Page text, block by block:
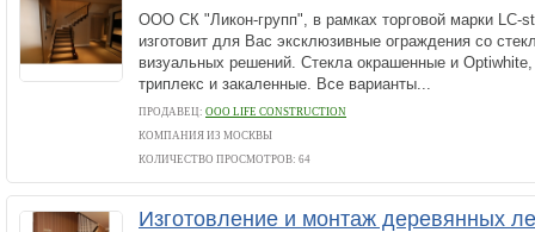
ООО СК "Ликон-групп", в рамках торговой марки LC-
изготовит для Вас эксклюзивные ограждения со
визуальных решений. Стекла окрашенные и
триплекс и закаленные. Все варианты...
ПРОДАВЕЦ: ООО LIFE CONSTRUCTION
КОМПАНИЯ ИЗ МОСКВЫ
КОЛИЧЕСТВО ПРОСМОТРОВ: 64
Изготовление и монтаж деревянных